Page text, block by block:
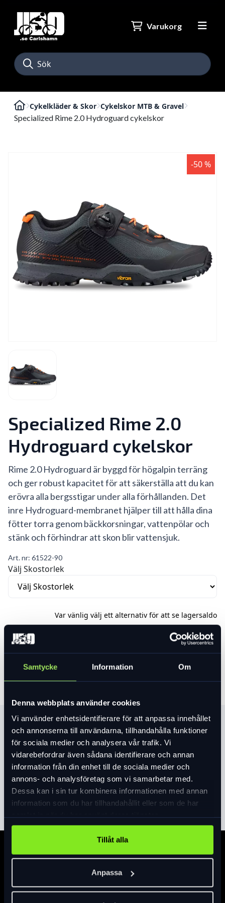
Samtycke Information Om
Denna webbplats använder cookies
Vi använder enhetsidentifierare för att anpassa innehållet
och annonserna till användarna, tillhandahålla funktioner
för sociala medier och analysera vår trafik. Vi
vidarebefordrar även sådana identifierare och annan
information från din enhet till de sociala medier och
annons- och analysföretag som vi samarbetar med.
Dessa kan i sin tur kombinera informationen med annan
information som du har tillhandahållit eller som de har
Tillåt alla
Anpassa
Varukorg
Cykelkläder & Skor Cykelskor MTB & Gravel
Specialized Rime 2.0 Hydroguard cykelskor
-50 %
Specialized Rime 2.0
Hydroguard cykelskor
Rime 2.0 Hydroguard är byggd för högalpin terräng
och ger robust kapacitet för att säkerställa att du kan
erövra alla bergsstigar under alla förhållanden. Det
inre Hydroguard-membranet hjälper till att hålla dina
fötter torra genom bäckkorsningar, vattenpölar och
stänk och förhindrar att skon blir vattensjuk.
Art. nr: 61522-90
Välj Skostorlek
Var vänlig välj ett alternativ för att se lagersaldo
899 kr
Produktinformation
Vår Lollipop-mellansula™ är ihopkopplad med en knotig
Vibram-yttersula™ i gummi som skapar oöverträffad
terränger. För stängning kombineras en standardspets med
en L6 Boa® för en exakt passform, justerbarhet på cykeln
Byggd med ett syfte. Uppbackad av vetenskapen.
Vår Body Geometry-trio av längsgående båge,
mellanfotsknapp och Varus kil arbetar
tillsammans för att öka effektiviteten, optimera
skaderiskerna.
Läs mer expand_more
Specifikation